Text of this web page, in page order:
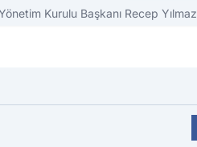
Kurulu Başkanı Recep Yılmaz